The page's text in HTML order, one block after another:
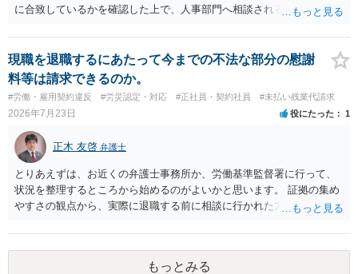
に合致しているかを確認した上で、人事部門へ相談されることが最優
ものの、重い懲戒処分の対象には十分なり得ます。 名誉や評価の回復
については、会社側に「部下の不正行為による情報漏洩」と正式に認
定させ、誤認した他部署への適切なフォローや周知を求めるのが有効
です。 あるいは、懲戒があったことを社内で周知される手続があるの
ならば、それにより軽微ながら回復はできるかもしれません。 さらに
個人としても、相手に対してプライバシー侵害等に基づく損害賠償
（慰謝料）を請求する選択肢がありえます（ただし、金額は多額にな
らない可能性があります。）。
現職を退職するにあたって今までの不法な部分の慰謝
料等は請求できるのか。
#労働・雇用契約違反 #労災認定・対応 #正社員・契約社員 #未払い残業代請求
2026年7月23日 役にたった 1
正木 友啓 弁護士
とりあえずは、お近くの弁護士事務所か、労働基準監督署に行って、
状況を整理するところから始めるのがよいかと思います。 証拠の集め
やすさの観点から、実際に退職する前に相談に行かれた方がよいかと
もっとみる